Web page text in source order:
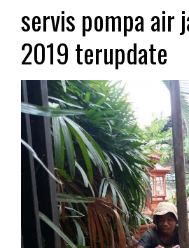
servis pompa air
2019 terupdate